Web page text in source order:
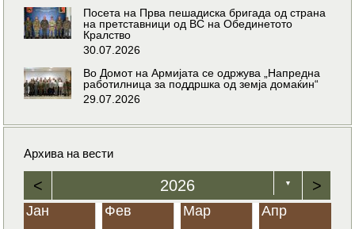
Посета на Прва пешадиска бригада од страна
на претставници од ВС на Обединетото
Кралство
30.07.2026
Во Домот на Армијата се одржува „Напредна
работилница за поддршка од земја домаќин“
29.07.2026
Архива на вести
< 2026 ▼ >
Јан Фев Мар Апр